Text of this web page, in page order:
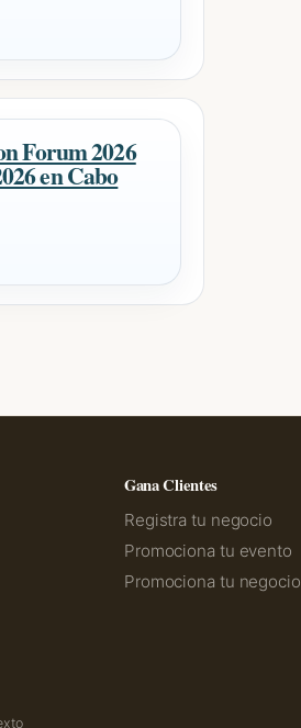
Forum 2026
en Cabo
Gana Clientes
Registra tu negocio
Promociona tu evento
Promociona tu negocio